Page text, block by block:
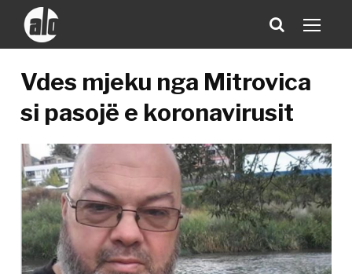
Vdes mjeku nga Mitrovica
si pasojë e koronavirusit